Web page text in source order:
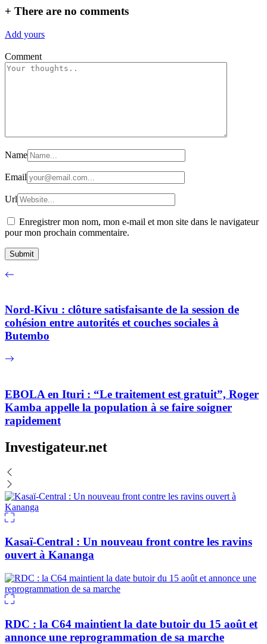
+ There are no comments
Add yours
Comment
Name
Email
Url
Enregistrer mon nom, mon e-mail et mon site dans le navigateur
pour mon prochain commentaire.
Nord-Kivu : clôture satisfaisante de la session de
cohésion entre autorités et couches sociales à
Butembo
EBOLA en Ituri : “Le traitement est gratuit”, Roger
Kamba appelle la population à se faire soigner
rapidement
Investigateur.net
Kasaï-Central : Un nouveau front contre les ravins
ouvert à Kananga
RDC : la C64 maintient la date butoir du 15 août et
annonce une reprogrammation de sa marche